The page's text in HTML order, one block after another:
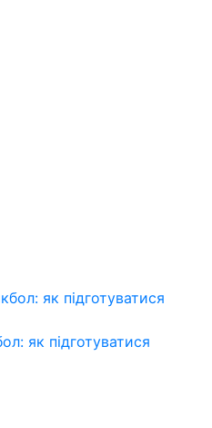
як підготуватися